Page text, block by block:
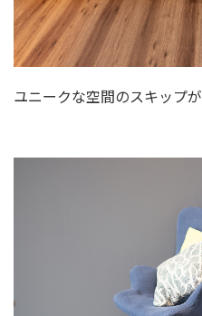
ユニークな空間のスキップ